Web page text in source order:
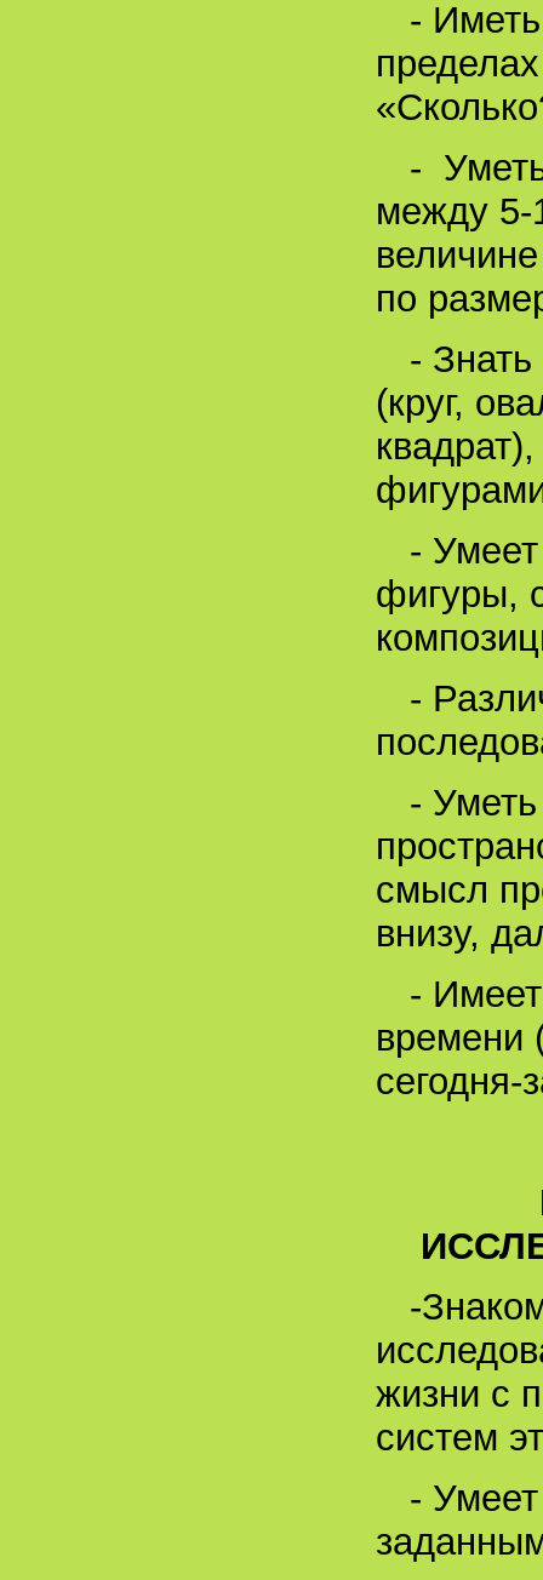
-
-
между 5-
по
-
(круг,
-
фигуры,
-
-
смысл
внизу,
-
времени
сегодня-
-
жизни с
систем
- Умеет